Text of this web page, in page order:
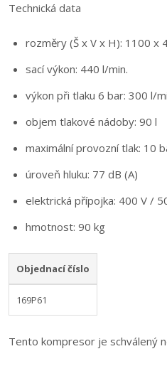
Technická data
rozměry (Š x V x H): 1100 x
sací výkon: 440 l/min.
výkon při tlaku 6 bar: 300 l/
objem tlakové nádoby: 90 l
maximální provozní tlak: 10
úroveň hluku: 77 dB (A)
elektrická přípojka: 400 V /
hmotnost: 90 kg
Objednací číslo
169P61
Tento kompresor je schválený